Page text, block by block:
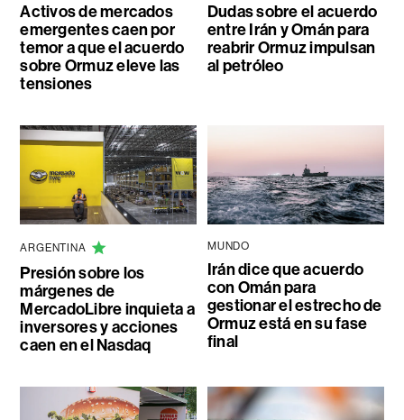
Activos de mercados
emergentes caen por
temor a que el acuerdo
sobre Ormuz eleve las
tensiones
Dudas sobre el acuerdo
entre Irán y Omán para
reabrir Ormuz impulsan
al petróleo
ARGENTINA
Presión sobre los
márgenes de
MercadoLibre inquieta a
inversores y acciones
caen en el Nasdaq
MUNDO
Irán dice que acuerdo
con Omán para
gestionar el estrecho de
Ormuz está en su fase
final